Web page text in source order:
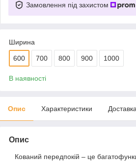
Замовлення під захистом
Ширина
600 700 800 900 1000
В наявності
Опис Характеристики Доставка
Опис
Кований передпокій – це